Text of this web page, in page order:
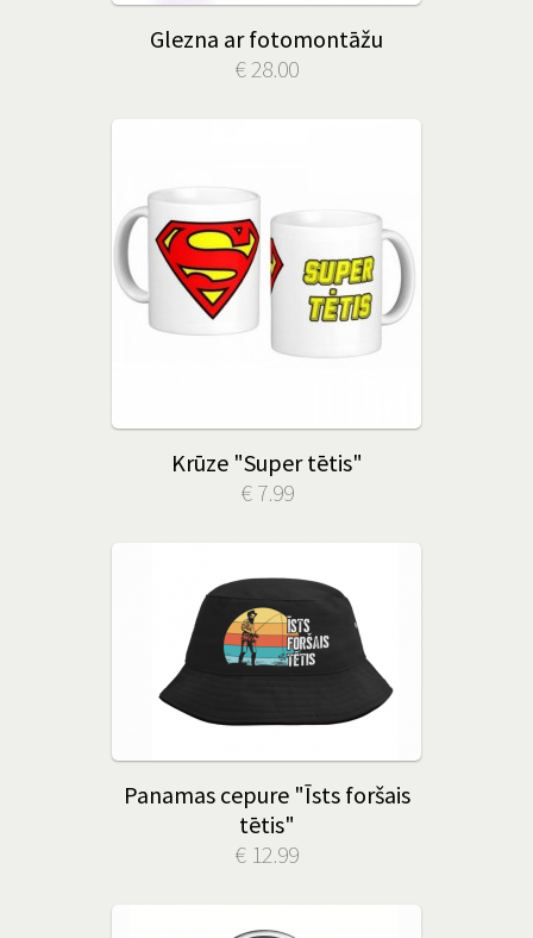
Glezna ar fotomontāžu
€ 28.00
Krūze "Super tētis"
€ 7.99
Panamas cepure "Īsts foršais
tētis"
€ 12.99